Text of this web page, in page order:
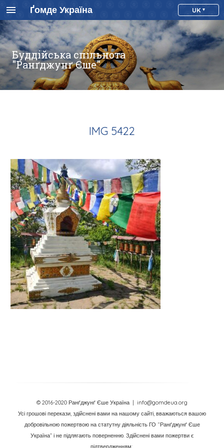
Ґомде Україна UK
Буддійська спільнота
"Ранґджунґ Єше"
IMG 5422
© 2016-2020 Ранґджунґ Єше Україна
| info@gomdeua.org
Усі грошові перекази, здійснені вами на нашому сайті, вважаються вашою
добровільною пожертвою на статутну діяльність ГО “Ранґджунґ Єше
Україна” і не підлягають поверненню. Здійснені вами пожертви є
підтвердженням: